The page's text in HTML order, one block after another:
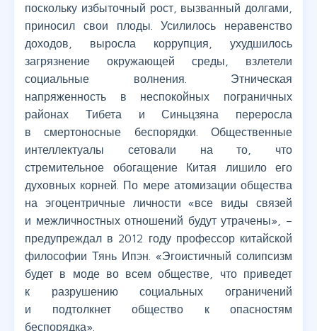
поскольку избыточный рост, вызванный долгами,
приносил свои плоды. Усилилось неравенство
доходов, выросла коррупция, ухудшилось
загрязнение окружающей среды, взлетели
социальные волнения. Этническая
напряженность в неспокойных пограничных
районах Тибета и Синьцзяна переросла
в смертоносные беспорядки. Общественные
интеллектуалы сетовали на то, что
стремительное обогащение Китая лишило его
духовных корней. По мере атомизации общества
на эгоцентричные личности «все виды связей
и межличностных отношений будут утрачены», –
предупреждал в 2012 году профессор китайской
философии Тянь Ипэн. «Эгоистичный солипсизм
будет в моде во всем обществе, что приведет
к разрушению социальных ограничений
и подтолкнет общество к опасностям
беспорядка».